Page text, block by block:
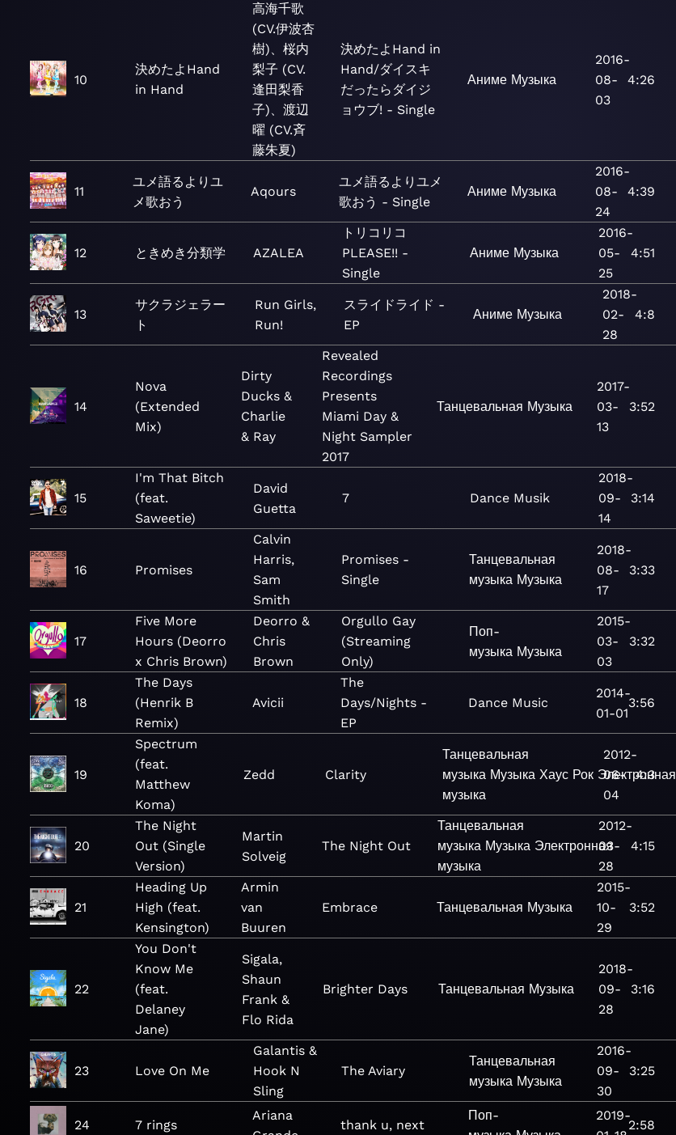
10
決めたよHand
in Hand
高海千歌
(CV.伊波杏
樹)、桜内
梨子 (CV.
逢田梨香
子)、渡辺
曜 (CV.斉
藤朱夏)
決めたよHand in
Hand/ダイスキ
だったらダイジ
ョウブ! - Single
Аниме Музыка
2016-
08-
03
4:26
11
ユメ語るよりユ
メ歌おう
Aqours
ユメ語るよりユメ
歌おう - Single
Аниме Музыка
2016-
08-
24
4:39
12 ときめき分類学 AZALEA
トリコリコ
PLEASE!! -
Single
Аниме Музыка
2016-
05-
25
4:51
13
サクラジェラー
ト
Run Girls,
Run!
スライドライド -
EP
Аниме Музыка
2018-
02-
28
4:8
14
Nova
(Extended
Mix)
Dirty
Ducks &
Charlie
& Ray
Revealed
Recordings
Presents
Miami Day &
Night Sampler
2017
Танцевальная Музыка
2017-
03-
13
3:52
15
I'm That Bitch
(feat.
Saweetie)
David
Guetta
7 Dance Musik
2018-
09-
14
3:14
16 Promises
Calvin
Harris,
Sam
Smith
Promises -
Single
Танцевальная
музыка Музыка
2018-
08-
17
3:33
17
Five More
Hours (Deorro
x Chris Brown)
Deorro &
Chris
Brown
Orgullo Gay
(Streaming
Only)
Поп-
музыка Музыка
2015-
03-
03
3:32
18
The Days
(Henrik B
Remix)
Avicii
The
Days/Nights -
EP
Dance Music
2014-
01-01
3:56
19
Spectrum
(feat.
Matthew
Koma)
Zedd Clarity
Танцевальная
музыка Музыка Хаус Рок Электронная
музыка
2012-
06-
04
4:3
20
The Night
Out (Single
Version)
Martin
Solveig
The Night Out
Танцевальная
музыка Музыка Электронная
музыка
2012-
03-
28
4:15
21
Heading Up
High (feat.
Kensington)
Armin
van
Buuren
Embrace Танцевальная Музыка
2015-
10-
29
3:52
22
You Don't
Know Me
(feat.
Delaney
Jane)
Sigala,
Shaun
Frank &
Flo Rida
Brighter Days Танцевальная Музыка
2018-
09-
28
3:16
23 Love On Me
Galantis &
Hook N
Sling
The Aviary
Танцевальная
музыка Музыка
2016-
09-
30
3:25
24 7 rings
Ariana
thank u, next
Поп-
2019-
2:58